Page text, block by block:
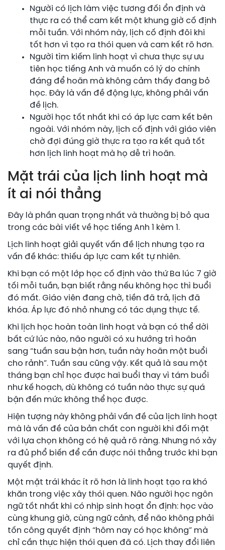
Người có lịch làm việc tương đối ổn định và
thực ra có thể cam kết một khung giờ cố định
mỗi tuần. Với nhóm này, lịch cố định đôi khi
tốt hơn vì tạo ra thói quen và cam kết rõ hơn.
Người tìm kiếm linh hoạt vì chưa thực sự ưu
tiên học tiếng Anh và muốn có lý do chính
đáng để hoãn mà không cảm thấy đang bỏ
học. Đây là vấn đề động lực, không phải vấn
đề lịch.
Người học tốt nhất khi có áp lực cam kết bên
ngoài. Với nhóm này, lịch cố định với giáo viên
chờ đợi đúng giờ thực ra tạo ra kết quả tốt
hơn lịch linh hoạt mà họ dễ trì hoãn.
Mặt trái của lịch linh hoạt mà
ít ai nói thẳng
Đây là phần quan trọng nhất và thường bị bỏ qua
trong các bài viết về học tiếng Anh 1 kèm 1.
Lịch linh hoạt giải quyết vấn đề lịch nhưng tạo ra
vấn đề khác: thiếu áp lực cam kết tự nhiên.
Khi bạn có một lớp học cố định vào thứ Ba lúc 7 giờ
tối mỗi tuần, bạn biết rằng nếu không học thì buổi
đó mất. Giáo viên đang chờ, tiền đã trả, lịch đã
khóa. Áp lực đó nhỏ nhưng có tác dụng thực tế.
Khi lịch học hoàn toàn linh hoạt và bạn có thể dời
bất cứ lúc nào, não người có xu hướng trì hoãn
sang “tuần sau bận hơn, tuần này hoãn một buổi
cho rảnh”. Tuần sau cũng vậy. Kết quả là sau một
tháng bạn chỉ học được hai buổi thay vì tám buổi
như kế hoạch, dù không có tuần nào thực sự quá
bận đến mức không thể học được.
Hiện tượng này không phải vấn đề của lịch linh hoạt
mà là vấn đề của bản chất con người khi đối mặt
với lựa chọn không có hệ quả rõ ràng. Nhưng nó xảy
ra đủ phổ biến để cần được nói thẳng trước khi bạn
quyết định.
Một mặt trái khác ít rõ hơn là linh hoạt tạo ra khó
khăn trong việc xây thói quen. Não người học ngôn
ngữ tốt nhất khi có nhịp sinh hoạt ổn định: học vào
cùng khung giờ, cùng ngữ cảnh, để não không phải
tốn công quyết định “hôm nay có học không” mà
chỉ cần thực hiện thói quen đã có. Lịch thay đổi liên